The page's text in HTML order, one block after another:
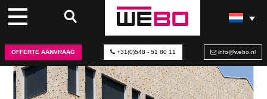
OFFERTE AANVRAAG +31(0)548 - 51 80 11 info@webo.nl